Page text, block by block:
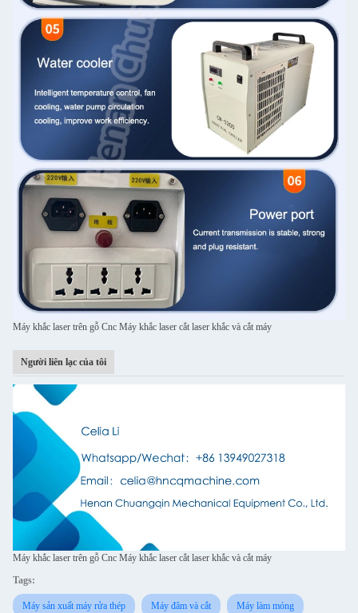
Máy khắc laser trên gỗ Cnc Máy khắc laser cắt laser khắc và cắt máy
Người liên lạc của tôi
Máy khắc laser trên gỗ Cnc Máy khắc laser cắt laser khắc và cắt máy
Tags:
Máy sản xuất máy rửa thép Máy đâm và cắt Máy làm móng